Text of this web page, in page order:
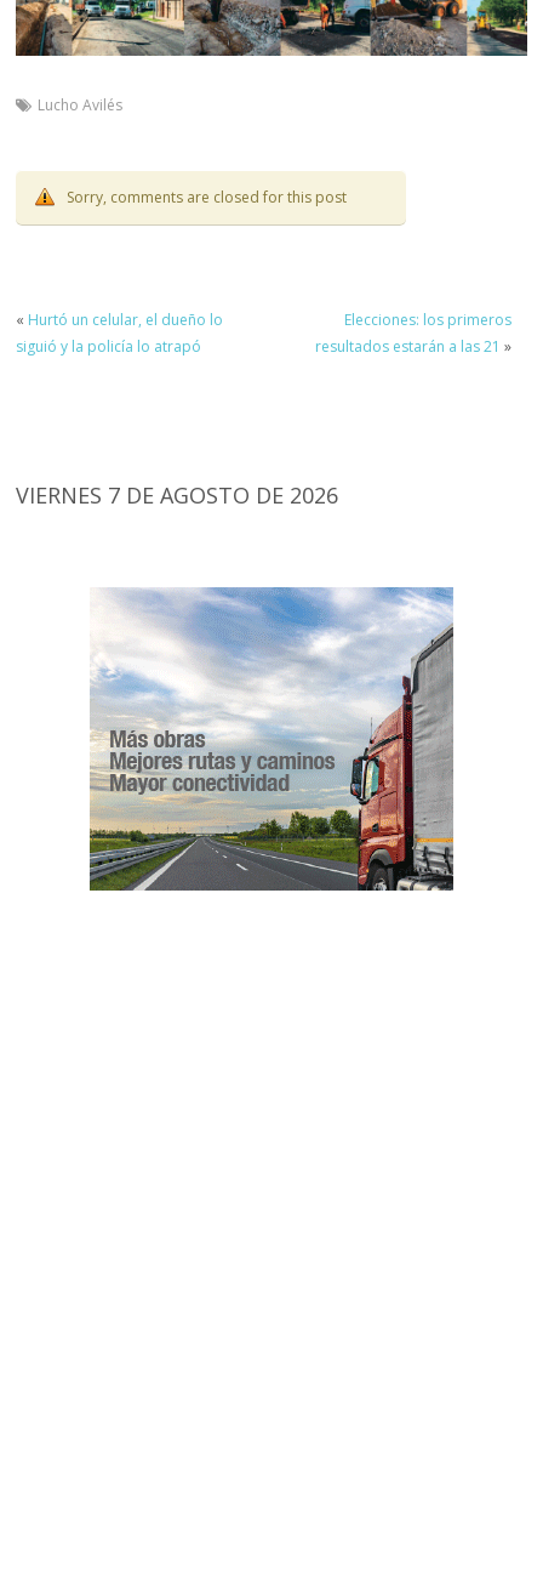
Lucho Avilés
Sorry, comments are closed for this post
« Hurtó un celular, el dueño lo
siguió y la policía lo atrapó
Elecciones: los primeros
resultados estarán a las 21 »
VIERNES 7 DE AGOSTO DE 2026